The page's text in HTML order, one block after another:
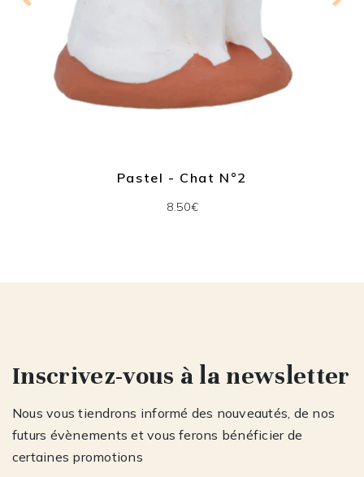
Pastel - Chat N°2
8.50€
Inscrivez-vous à la newsletter
Nous vous tiendrons informé des nouveautés, de nos
futurs évènements et vous ferons bénéficier de
certaines promotions